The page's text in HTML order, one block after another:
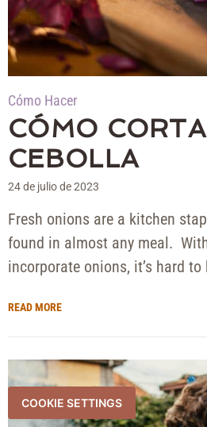
COOKIE SETTINGS
Cómo Hacer
CÓMO
CEBOLLA
24 de julio de 2023
Fresh onions are a kitchen
found in almost any meal.
incorporate onions, it’s hard to
READ MORE